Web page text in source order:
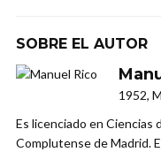
SOBRE EL AUTOR
1952,
Es licenciado en Ciencias
Complutense de Madrid.